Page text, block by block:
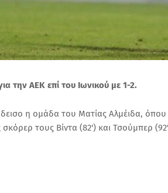
την ΑΕΚ επί του Ιωνικού με 1-2.
η ομάδα του Ματίας Αλμέιδα,
τους Βίντα (82') και Τσούμπερ